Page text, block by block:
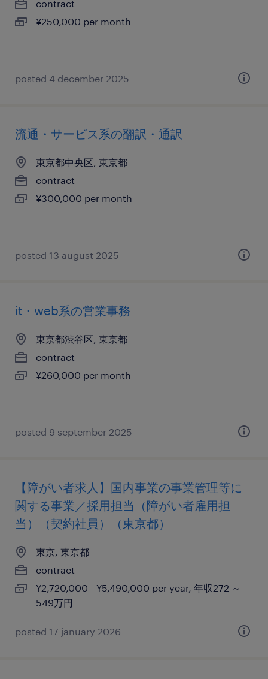
contract
¥250,000 per month
posted 4 december 2025
流通・サービス系の翻訳・通訳
東京都中央区, 東京都
contract
¥300,000 per month
posted 13 august 2025
it・web系の営業事務
東京都渋谷区, 東京都
contract
¥260,000 per month
posted 9 september 2025
【障がい者求人】国内事業の事業管理等に
関する事業／採用担当（障がい者雇用担
当）（契約社員）（東京都）
東京, 東京都
contract
¥2,720,000 - ¥5,490,000 per year, 年収272 ～
549万円
posted 17 january 2026